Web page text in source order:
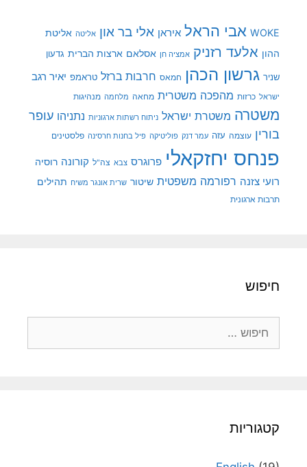
WOKE אבי הראל איראן אלי בר און אליטה אליטת
ההון אלעד רזניק אמציה חן אסלאם ארצות הברית גדעון
שניר גרשון הכהן חמאס חרבות ברזל טראמפ יאיר רגב
ישראל כרזות מהפכה משטרית מחאה מלחמה מנהיגות
משטרה משטרת ישראל ניתוח רשתות ארגוניות נתניהו עופר
בורין עוצמה עזה עמר דנק פוליטיקה פיל בחנות חרסינה פלסטינים
פנחס יחזקאלי פרוגרס צבא צה"ל קורונה רוסיה
רועי צזנה רפורמה משפטית שיטור שרית אונגר משיח תהילים
תרבות ארגונית
חיפוש
קטגוריות